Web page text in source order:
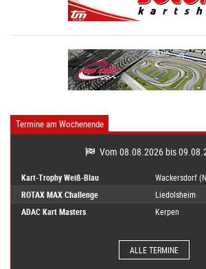
Termine am Wochenende
Vom 08.08.2026 bis
Kart-Trophy Weiß-Blau
Wackersdorf
ROTAX MAX Challenge
Liedolsheim
ADAC Kart Masters
Kerpen
ALLE TERMINE